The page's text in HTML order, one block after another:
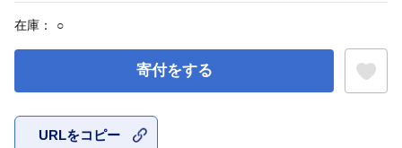
在庫： ○
寄付をする
URLをコピー